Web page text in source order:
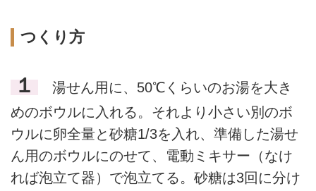
つくり方
１
湯せん用に、50℃くらいのお湯を大き
めのボウルに入れる。それより小さい別のボ
ウルに卵全量と砂糖1/3を入れ、準備した湯せ
ん用のボウルにのせて、電動ミキサー（なけ
れば泡立て器）で泡立てる。砂糖は3回に分け